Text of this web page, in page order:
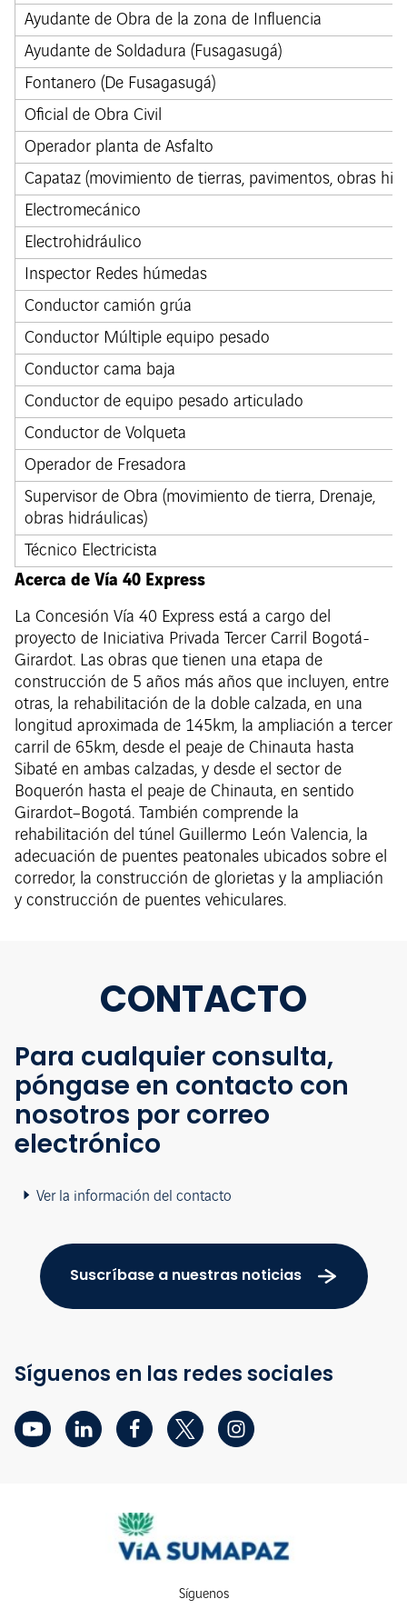
Ayudante de Obra de la zona de Influencia
Ayudante de Soldadura (Fusagasugá)
Fontanero (De Fusagasugá)
Oficial de Obra Civil
Operador planta de Asfalto
Capataz (movimiento de tierras, pavimentos, obras
Electromecánico
Electrohidráulico
Inspector Redes húmedas
Conductor camión grúa
Conductor Múltiple equipo pesado
Conductor cama baja
Conductor de equipo pesado articulado
Conductor de Volqueta
Operador de Fresadora
Supervisor de Obra (movimiento de tierra, Drenaje,
obras hidráulicas)
Técnico Electricista
Acerca de Vía 40 Express
La Concesión Vía 40 Express está a cargo del
proyecto de Iniciativa Privada Tercer Carril Bogotá-
Girardot. Las obras que tienen una etapa de
construcción de 5 años más años que incluyen, entre
otras, la rehabilitación de la doble calzada, en una
longitud aproximada de 145km, la ampliación a tercer
carril de 65km, desde el peaje de Chinauta hasta
Sibaté en ambas calzadas, y desde el sector de
Boquerón hasta el peaje de Chinauta, en sentido
Girardot–Bogotá. También comprende la
rehabilitación del túnel Guillermo León Valencia, la
adecuación de puentes peatonales ubicados sobre el
corredor, la construcción de glorietas y la ampliación
y construcción de puentes vehiculares.
CONTACTO
Para cualquier consulta,
póngase en contacto con
nosotros por correo
electrónico
Ver la información del contacto
Suscríbase a nuestras noticias
Síguenos en las redes sociales
Síguenos